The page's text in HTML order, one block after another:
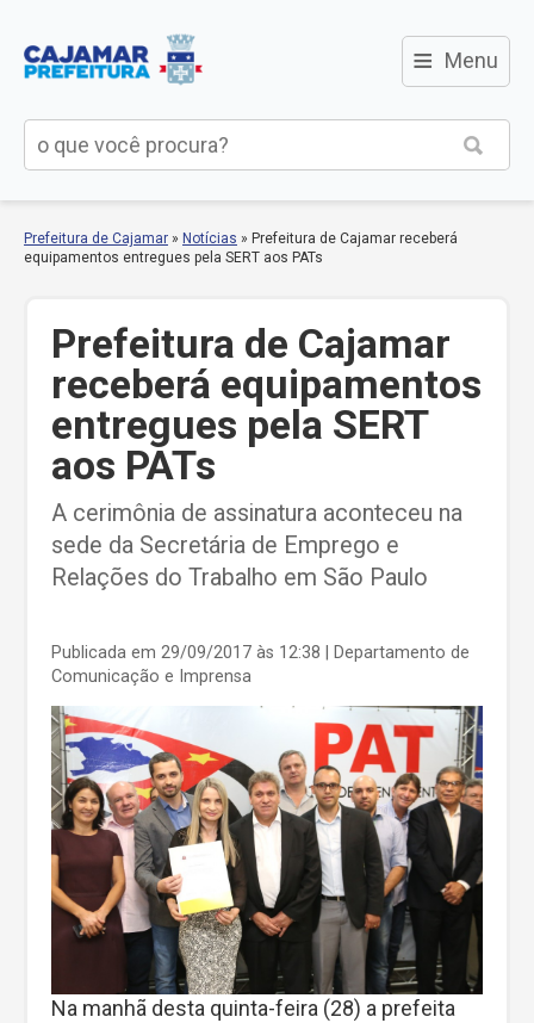
≡ Menu
Prefeitura de Cajamar » Notícias » Prefeitura de Cajamar receberá
equipamentos entregues pela SERT aos PATs
Prefeitura de Cajamar
receberá equipamentos
entregues pela SERT
aos PATs
A cerimônia de assinatura aconteceu na
sede da Secretária de Emprego e
Relações do Trabalho em São Paulo
Publicada em 29/09/2017 às 12:38
| Departamento de
Comunicação e Imprensa
Na manhã desta quinta-feira (28) a prefeita